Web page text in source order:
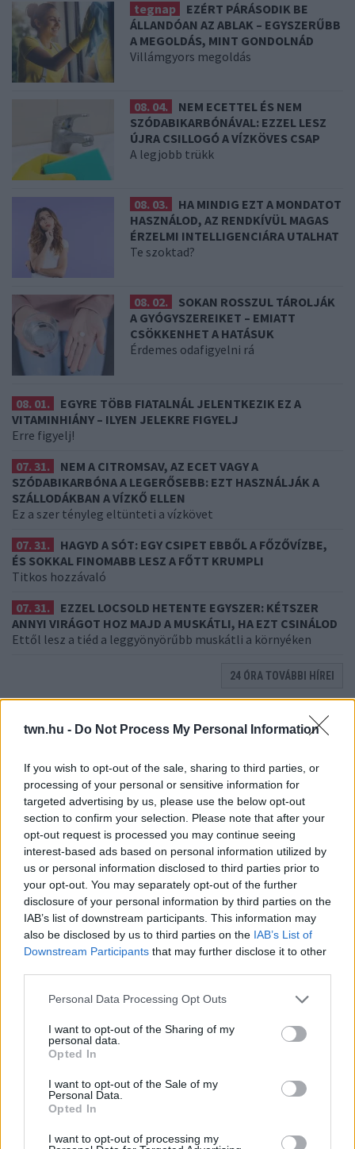
twn.hu - Do Not Process My Personal Information
If you wish to opt-out of the sale, sharing to third parties, or
processing of your personal or sensitive information for
targeted advertising by us, please use the below opt-out
section to confirm your selection. Please note that after your
opt-out request is processed you may continue seeing
interest-based ads based on personal information utilized by
us or personal information disclosed to third parties prior to
your opt-out. You may separately opt-out of the further
disclosure of your personal information by third parties on the
IAB’s list of downstream participants. This information may
also be disclosed by us to third parties on the IAB’s List of
Downstream Participants that may further disclose it to other
Please note that this website/app uses one or more Google
not limited to your visit or usage behaviour. You may click to
grant or deny consent to Google and its third-party tags to
use your data for below specified purposes in below Google
consent section.
Personal Data Processing Opt Outs
I want to opt-out of the Sharing of my
personal data.
Opted In
I want to opt-out of the Sale of my
Personal Data.
Opted In
I want to opt-out of processing my
tegnap
EZÉRT PÁRÁSODIK BE
ÁLLANDÓAN AZ ABLAK – EGYSZERŰBB
A MEGOLDÁS, MINT GONDOLNÁD
Villámgyors megoldás
08. 04.
NEM ECETTEL ÉS NEM
SZÓDABIKARBÓNÁVAL: EZZEL LESZ
ÚJRA CSILLOGÓ A VÍZKÖVES CSAP
A legjobb trükk
08. 03.
HA MINDIG EZT A MONDATOT
HASZNÁLOD, AZ RENDKÍVÜL MAGAS
ÉRZELMI INTELLIGENCIÁRA UTALHAT
Te szoktad?
08. 02.
SOKAN ROSSZUL TÁROLJÁK
A GYÓGYSZEREIKET – EMIATT
CSÖKKENHET A HATÁSUK
Érdemes odafigyelni rá
08. 01.
EGYRE TÖBB FIATALNÁL JELENTKEZIK EZ A
VITAMINHIÁNY – ILYEN JELEKRE FIGYELJ
Erre figyelj!
07. 31.
NEM A CITROMSAV, AZ ECET VAGY A
SZÓDABIKARBÓNA A LEGERŐSEBB: EZT HASZNÁLJÁK A
SZÁLLODÁKBAN A VÍZKŐ ELLEN
Ez a szer tényleg eltünteti a vízkövet
07. 31.
HAGYD A SÓT: EGY CSIPET EBBŐL A FŐZŐVÍZBE,
ÉS SOKKAL FINOMABB LESZ A FŐTT KRUMPLI
Titkos hozzávaló
07. 31.
EZZEL LOCSOLD HETENTE EGYSZER: KÉTSZER
ANNYI VIRÁGOT HOZ MAJD A MUSKÁTLI, HA EZT CSINÁLOD
Ettől lesz a tiéd a leggyönyörűbb muskátli a környéken
24 ÓRA TOVÁBBI HÍREI
Hogy kerül a fék a konyhaszekrénybe?